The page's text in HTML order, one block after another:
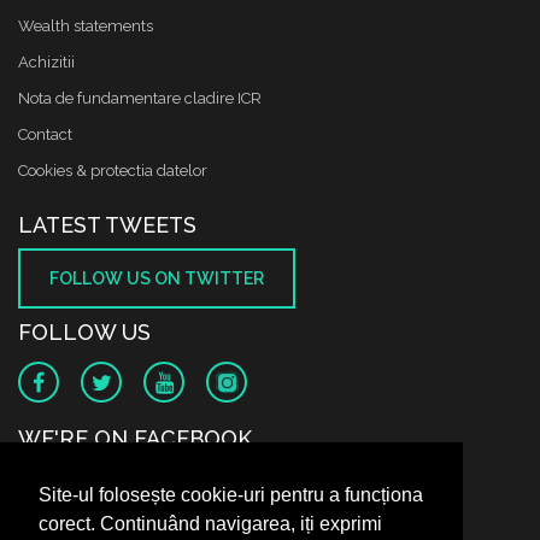
Site-ul folosește cookie-uri pentru a funcționa
corect. Continuând navigarea, iți exprimi
Wealth statements
Achizitii
Nota de fundamentare cladire ICR
Contact
Cookies & protectia datelor
LATEST TWEETS
FOLLOW US ON TWITTER
FOLLOW US
WE'RE ON FACEBOOK